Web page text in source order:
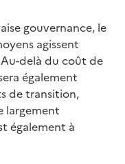
gouvernance, le
agissent
delà du coût de
également
de transition,
largement
également à